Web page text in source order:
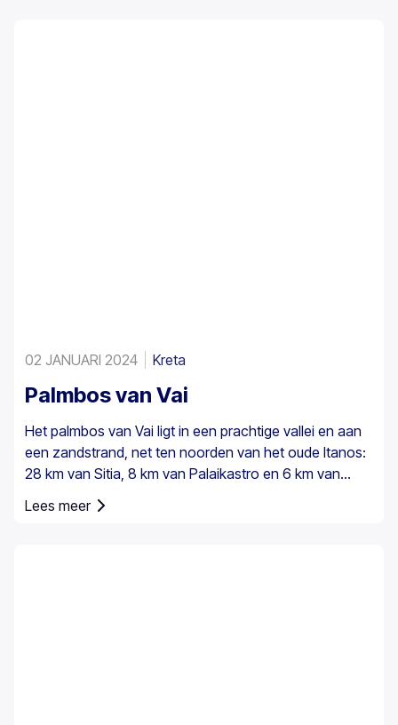
02 JANUARI 2024 Kreta
Palmbos van Vai
Het palmbos van Vai ligt in een prachtige vallei en aan
een zandstrand, net ten noorden van het oude Itanos:
28 km van Sitia, 8 km van Palaikastro en 6 km van
Toplou via hun respectieve wegen. Het beslaat 200
stremmata (50 acres) en bestaat uit inheemse
Lees meer